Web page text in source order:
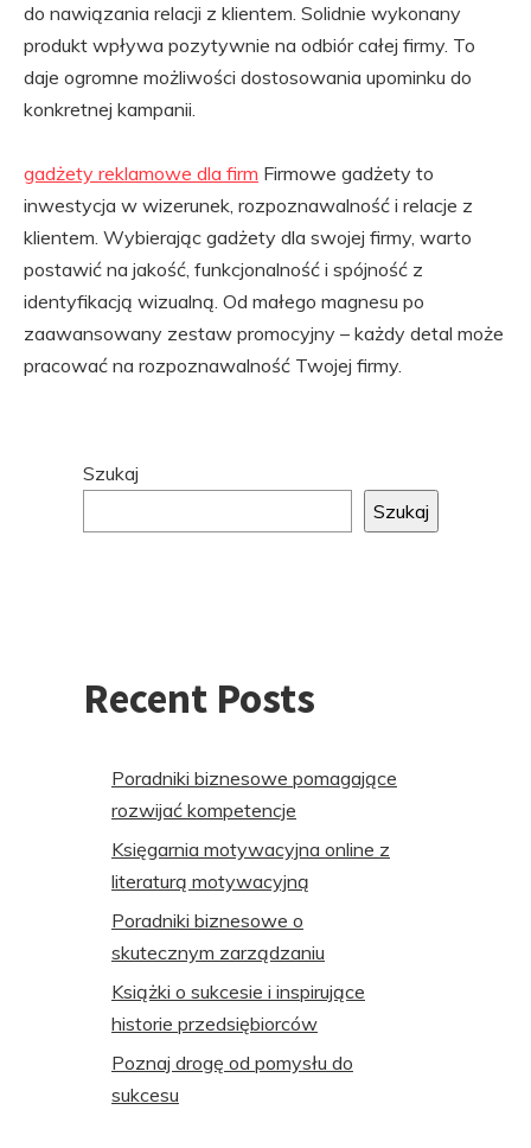
do nawiązania relacji z klientem. Solidnie wykonany
produkt wpływa pozytywnie na odbiór całej firmy. To
daje ogromne możliwości dostosowania upominku do
konkretnej kampanii.
gadżety reklamowe dla firm Firmowe gadżety to
inwestycja w wizerunek, rozpoznawalność i relacje z
klientem. Wybierając gadżety dla swojej firmy, warto
postawić na jakość, funkcjonalność i spójność z
identyfikacją wizualną. Od małego magnesu po
zaawansowany zestaw promocyjny – każdy detal może
pracować na rozpoznawalność Twojej firmy.
Przejdź
stopki
Szukaj
Szukaj
Recent Posts
Poradniki biznesowe pomagające
rozwijać kompetencje
Księgarnia motywacyjna online z
literaturą motywacyjną
Poradniki biznesowe o
skutecznym zarządzaniu
Książki o sukcesie i inspirujące
historie przedsiębiorców
Poznaj drogę od pomysłu do
sukcesu